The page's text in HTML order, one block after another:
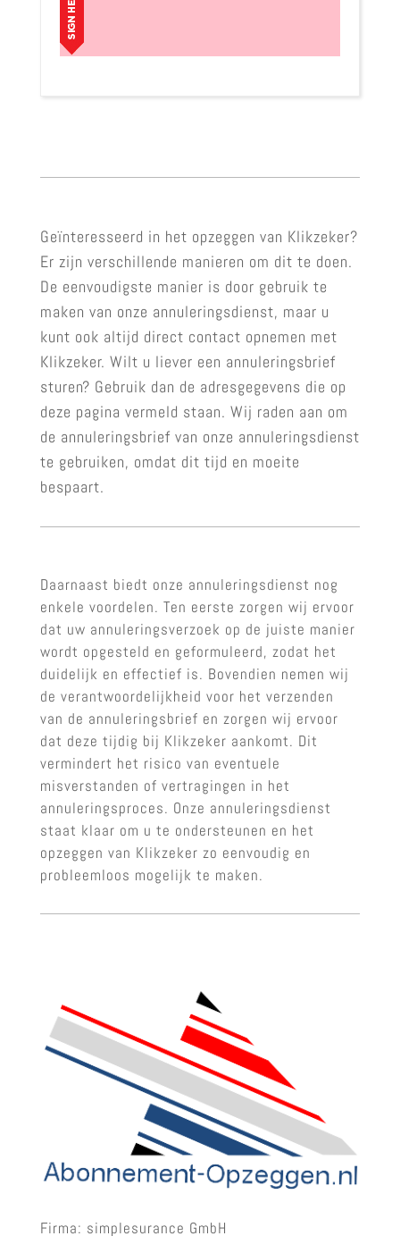
Geïnteresseerd in het opzeggen van Klikzeker?
Er zijn verschillende manieren om dit te doen.
De eenvoudigste manier is door gebruik te
maken van onze annuleringsdienst, maar u
kunt ook altijd direct contact opnemen met
Klikzeker. Wilt u liever een annuleringsbrief
sturen? Gebruik dan de adresgegevens die op
deze pagina vermeld staan. Wij raden aan om
de annuleringsbrief van onze annuleringsdienst
te gebruiken, omdat dit tijd en moeite
bespaart.
Daarnaast biedt onze annuleringsdienst nog
enkele voordelen. Ten eerste zorgen wij ervoor
dat uw annuleringsverzoek op de juiste manier
wordt opgesteld en geformuleerd, zodat het
duidelijk en effectief is. Bovendien nemen wij
de verantwoordelijkheid voor het verzenden
van de annuleringsbrief en zorgen wij ervoor
dat deze tijdig bij Klikzeker aankomt. Dit
vermindert het risico van eventuele
misverstanden of vertragingen in het
annuleringsproces. Onze annuleringsdienst
staat klaar om u te ondersteunen en het
opzeggen van Klikzeker zo eenvoudig en
probleemloos mogelijk te maken.
Firma: simplesurance GmbH